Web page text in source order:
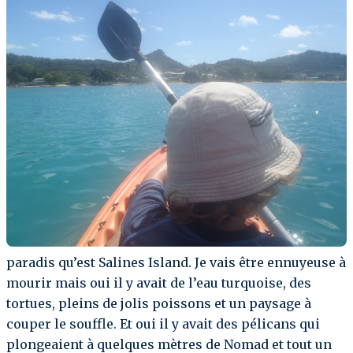
paradis qu’est Salines Island. Je vais être ennuyeuse à
mourir mais oui il y avait de l’eau turquoise, des
tortues, pleins de jolis poissons et un paysage à
couper le souffle. Et oui il y avait des pélicans qui
plongeaient à quelques mètres de Nomad et tout un